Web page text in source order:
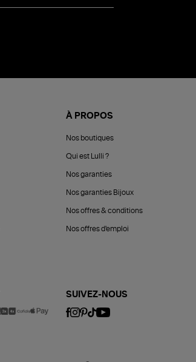
À PROPOS
Nos boutiques
Qui est Lulli ?
Nos garanties
Nos garanties Bijoux
Nos offres & conditions
Nos offres d'emploi
SUIVEZ-NOUS